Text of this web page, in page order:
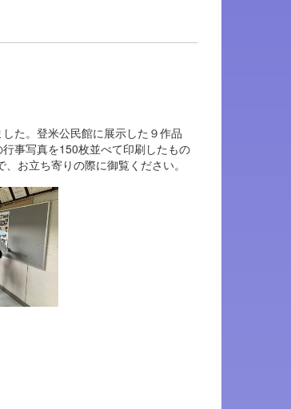
た。登米公民館に展示した９作品
事写真を150枚並べて印刷したもの
お立ち寄りの際に御覧ください。